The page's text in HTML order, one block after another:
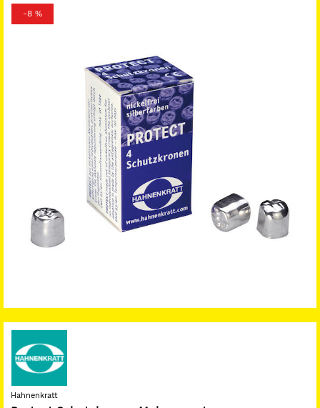
-8 %
Hahnenkratt